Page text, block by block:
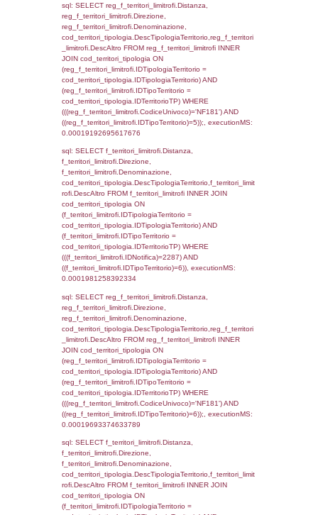
cod_territori_tipologia.IDTerritorioTP )
((f_territori_limitrofi.IDNotifica) = 2287 ) AND
cod_territori_tipologia.IDTerritorioTP = 1)
executionMS: 0.00019097328186035
sql: SELECT
SEPARATOR '; ') AS DescAltro,
reg_f_territori_limitrofi INNER JOIN
ON
cod_territori_tipologia.IDTipologiaTerritorio
reg_f_territori_limitrofi.IDTipoTerritorio =
cod_territori_tipologia.IDTerritorioTP)
((reg_f_territori_limitrofi.CodiceUnivoco)
cod_territori_tipologia.IDTerritorioTP=1)
executionMS: 0.00020813941955566
sql: SELECT f_territori_limitrofi.Distanza,
f_territori_limitrofi.Direzione,
f_territori_limitrofi.Denominazione,
f_territori_limitrofi.DescAltro,
f_territori_limitrofi INNER JOIN
(f_territori_limitrofi.IDTipologiaTerritorio =
cod_territori_tipologia.IDTipologiaTerritorio)
(f_territori_limitrofi.IDTipoTerritorio =
cod_territori_tipologia.IDTerritorioTP)
(((f_territori_limitrofi.IDNotifica)=2287) AND
((f_territori_limitrofi.IDTipoTerritorio)=2)),
0.00021195411682129